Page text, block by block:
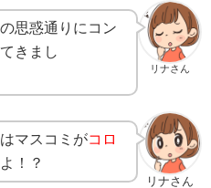
リナさん
思惑通りにコン
きまし
リナさん
マスコミがコロ
！？